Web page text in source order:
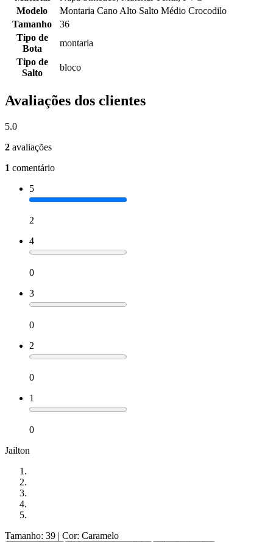
Modelo
Montaria Cano Alto Salto Médio Crocodilo
Tamanho
36
Tipo de
Bota
montaria
Tipo de
Salto
bloco
Avaliações dos clientes
5.0
2 avaliações
1 comentário
5
2
4
0
3
0
2
0
1
0
Jailton
Tamanho: 39 | Cor: Caramelo